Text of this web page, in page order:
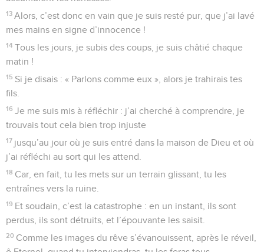
13 Alors, c’est donc en vain que je suis resté pur, que j’ai lavé
mes mains en signe d’innocence !
14 Tous les jours, je subis des coups, je suis châtié chaque
matin !
15 Si je disais : « Parlons comme eux », alors je trahirais tes
fils.
16 Je me suis mis à réfléchir : j’ai cherché à comprendre, je
trouvais tout cela bien trop injuste
17 jusqu’au jour où je suis entré dans la maison de Dieu et où
j’ai réfléchi au sort qui les attend.
18 Car, en fait, tu les mets sur un terrain glissant, tu les
entraînes vers la ruine.
19 Et soudain, c’est la catastrophe : en un instant, ils sont
perdus, ils sont détruits, et l’épouvante les saisit.
20 Comme les images du rêve s’évanouissent, après le réveil,